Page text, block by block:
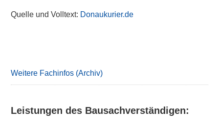
Quelle und Volltext: Donaukurier.de
Weitere Fachinfos (Archiv)
Leistungen des Bausachverständigen: